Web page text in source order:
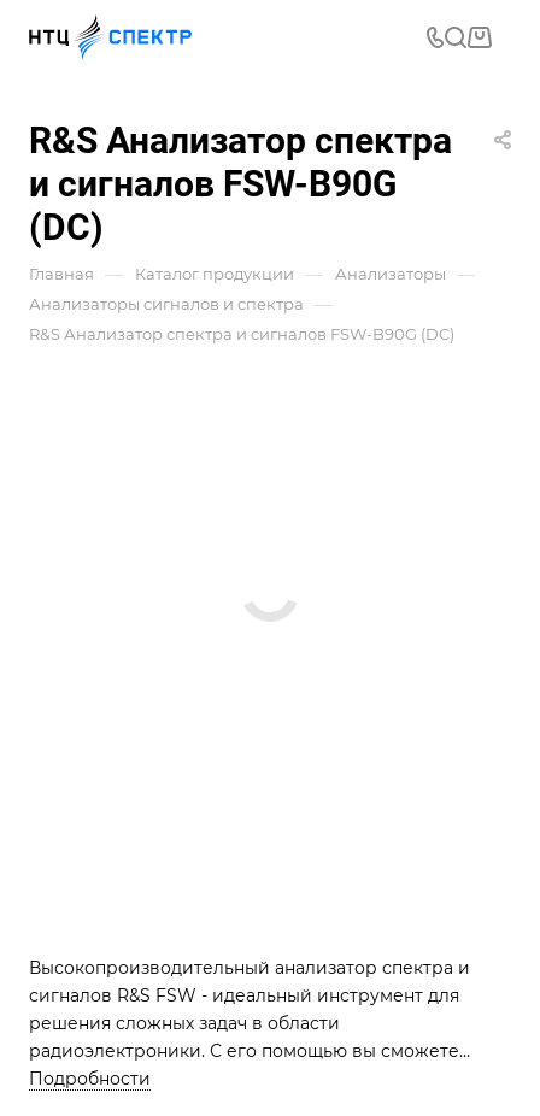
R&S Анализатор спектра
и сигналов FSW-B90G
(DC)
Главная — Каталог продукции — Анализаторы —
Анализаторы сигналов и спектра —
R&S Анализатор спектра и сигналов FSW-B90G (DC)
Высокопроизводительный анализатор спектра и
сигналов R&S FSW - идеальный инструмент для
решения сложных задач в области
радиоэлектроники. С его помощью вы сможете
анализировать широкополосные сигналы,
Подробности